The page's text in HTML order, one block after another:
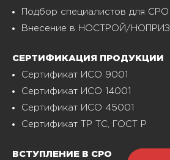
Подбор специалистов для СРО
Внесение в НОСТРОЙ/НОПРИЗ
СЕРТИФИКАЦИЯ ПРОДУКЦИИ
Сертификат ИСО 9001
Сертификат ИСО 14001
Сертификат ИСО 45001
Сертификат ТР ТС, ГОСТ Р
ВСТУПЛЕНИЕ В СРО